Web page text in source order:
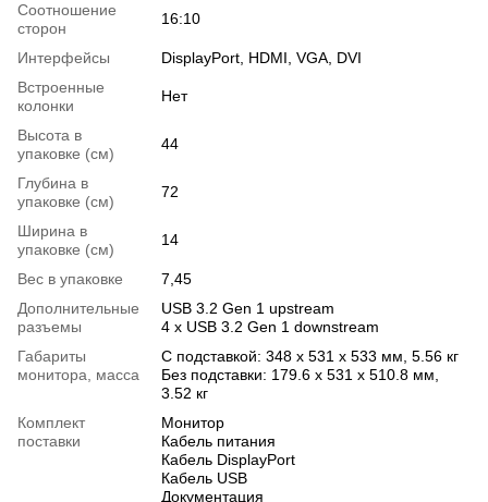
Соотношение
сторон
16:10
Интерфейсы
DisplayPort, HDMI, VGA, DVI
Встроенные
колонки
Нет
Высота в
упаковке (см)
44
Глубина в
упаковке (см)
72
Ширина в
упаковке (см)
14
Вес в упаковке
7,45
Дополнительные
разъемы
USB 3.2 Gen 1 upstream
4 x USB 3.2 Gen 1 downstream
Габариты
монитора, масса
С подставкой: 348 x 531 x 533 мм, 5.56 кг
Без подставки: 179.6 x 531 x 510.8 мм,
3.52 кг
Комплект
поставки
Монитор
Кабель питания
Кабель DisplayPort
Кабель USB
Документация